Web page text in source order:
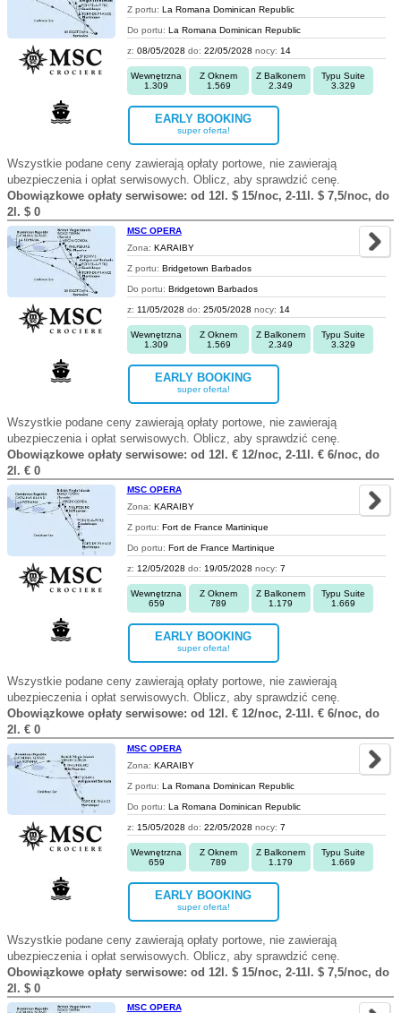
Z portu: La Romana Dominican Republic
Do portu: La Romana Dominican Republic
z: 08/05/2028 do: 22/05/2028 nocy: 14
Wewnętrzna
1.309
Z Oknem
1.569
Z Balkonem
2.349
Typu Suite
3.329
EARLY BOOKING
super oferta!
Wszystkie podane ceny zawierają opłaty portowe, nie zawierają
ubezpieczenia i opłat serwisowych. Oblicz, aby sprawdzić cenę.
Obowiązkowe opłaty serwisowe: od 12l. $ 15/noc, 2-11l. $ 7,5/noc, do
2l. $ 0
MSC OPERA
Zona: KARAIBY
Z portu: Bridgetown Barbados
Do portu: Bridgetown Barbados
z: 11/05/2028 do: 25/05/2028 nocy: 14
Wewnętrzna
1.309
Z Oknem
1.569
Z Balkonem
2.349
Typu Suite
3.329
EARLY BOOKING
super oferta!
Wszystkie podane ceny zawierają opłaty portowe, nie zawierają
ubezpieczenia i opłat serwisowych. Oblicz, aby sprawdzić cenę.
Obowiązkowe opłaty serwisowe: od 12l. € 12/noc, 2-11l. € 6/noc, do
2l. € 0
MSC OPERA
Zona: KARAIBY
Z portu: Fort de France Martinique
Do portu: Fort de France Martinique
z: 12/05/2028 do: 19/05/2028 nocy: 7
Wewnętrzna
659
Z Oknem
789
Z Balkonem
1.179
Typu Suite
1.669
EARLY BOOKING
super oferta!
Wszystkie podane ceny zawierają opłaty portowe, nie zawierają
ubezpieczenia i opłat serwisowych. Oblicz, aby sprawdzić cenę.
Obowiązkowe opłaty serwisowe: od 12l. € 12/noc, 2-11l. € 6/noc, do
2l. € 0
MSC OPERA
Zona: KARAIBY
Z portu: La Romana Dominican Republic
Do portu: La Romana Dominican Republic
z: 15/05/2028 do: 22/05/2028 nocy: 7
Wewnętrzna
659
Z Oknem
789
Z Balkonem
1.179
Typu Suite
1.669
EARLY BOOKING
super oferta!
Wszystkie podane ceny zawierają opłaty portowe, nie zawierają
ubezpieczenia i opłat serwisowych. Oblicz, aby sprawdzić cenę.
Obowiązkowe opłaty serwisowe: od 12l. $ 15/noc, 2-11l. $ 7,5/noc, do
2l. $ 0
MSC OPERA